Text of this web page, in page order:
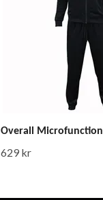
Overall Microfunction
629 kr